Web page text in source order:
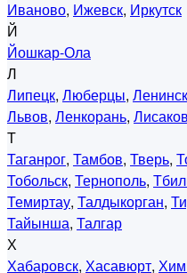
Иваново, Ижевск, Иркутск
Й
Йошкар-Ола
Л
Липецк, Люберцы,
Львов, Ленкорань,
Т
Таганрог, Тамбов, Тверь,
Тобольск, Тернополь,
Темиртау, Талдыкорган,
Тайынша, Талгар
Х
Хабаровск, Хасавюрт,